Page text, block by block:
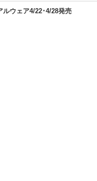
ルウェア4/22･4/28発売